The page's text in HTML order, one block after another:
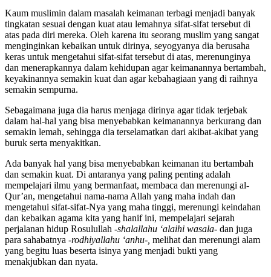
Kaum muslimin dalam masalah keimanan terbagi menjadi banyak
tingkatan sesuai dengan kuat atau lemahnya sifat-sifat tersebut di
atas pada diri mereka. Oleh karena itu seorang muslim yang sangat
menginginkan kebaikan untuk dirinya, seyogyanya dia berusaha
keras untuk mengetahui sifat-sifat tersebut di atas, merenunginya
dan menerapkannya dalam kehidupan agar keimanannya bertambah,
keyakinannya semakin kuat dan agar kebahagiaan yang di raihnya
Sebagaimana juga dia harus menjaga dirinya agar tidak terjebak
dalam hal-hal yang bisa menyebabkan keimanannya berkurang dan
semakin lemah, sehingga dia terselamatkan dari akibat-akibat yang
Ada banyak hal yang bisa menyebabkan keimanan itu bertambah
dan semakin kuat. Di antaranya yang paling penting adalah
mempelajari ilmu yang bermanfaat, membaca dan merenungi al-
Qur’an, mengetahui nama-nama Allah yang maha indah dan
mengetahui sifat-sifat-Nya yang maha tinggi, merenungi keindahan
dan kebaikan agama kita yang hanif ini, mempelajari sejarah
perjalanan hidup Rosulullah-shalallahu ‘alaihi wasala-dan juga
para sahabatnya -rodhiyallahu ‘anhu-,melihat dan merenungi alam
yang begitu luas beserta isinya yang menjadi bukti yang